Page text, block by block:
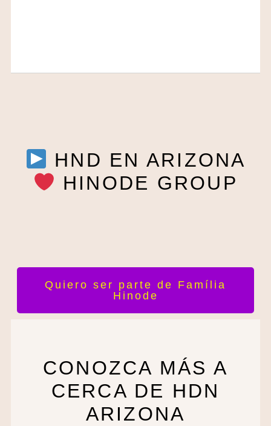
HND EN ARIZONA
HINODE GROUP
Quiero ser parte de Família
Hinode
CONOZCA MÁS A
CERCA DE HDN
ARIZONA